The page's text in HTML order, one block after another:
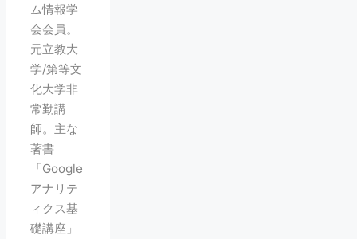
ム情報学
会会員。
元立教大
学/第等文
化大学非
常勤講
師。主な
著書
「Google
アナリテ
ィクス基
礎講座」